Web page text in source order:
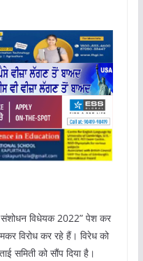
विधेयक 2022” पेश कर
विरोध कर रहे हैं। विरेध को
समिती को सौंप दिया है।